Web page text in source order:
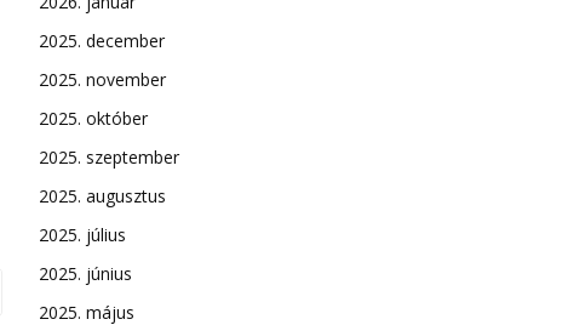
2025. december
2025. november
2025. október
2025. szeptember
2025. augusztus
2025. július
2025. június
2025. május